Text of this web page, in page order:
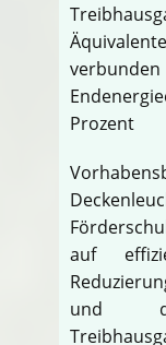
Prozent
auf
und